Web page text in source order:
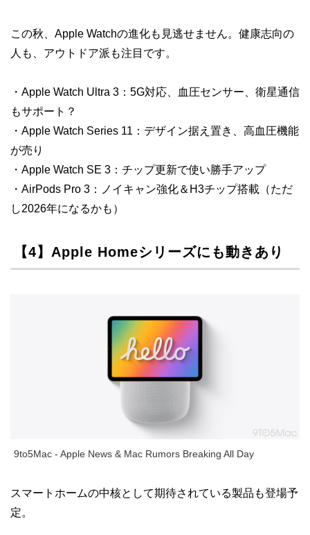
この秋、Apple Watchの進化も見逃せません。健康志向の
人も、アウトドア派も注目です。
・Apple Watch Ultra 3：5G対応、血圧センサー、衛星通信
もサポート？
・Apple Watch Series 11：デザイン据え置き、高血圧機能
が売り
・Apple Watch SE 3：チップ更新で使い勝手アップ
・AirPods Pro 3：ノイキャン強化＆H3チップ搭載（ただ
し2026年になるかも）
【4】Apple Homeシリーズにも動きあり
9to5Mac - Apple News & Mac Rumors Breaking All Day
スマートホームの中核として期待されている製品も登場予
定。